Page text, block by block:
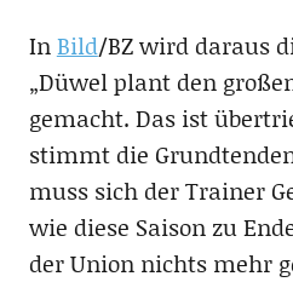
InBild/BZ wird daraus
„Düwel plant den
gemacht. Das ist
stimmt die
muss sich der Trainer
wie diese Saison zu
der Union nichts mehr